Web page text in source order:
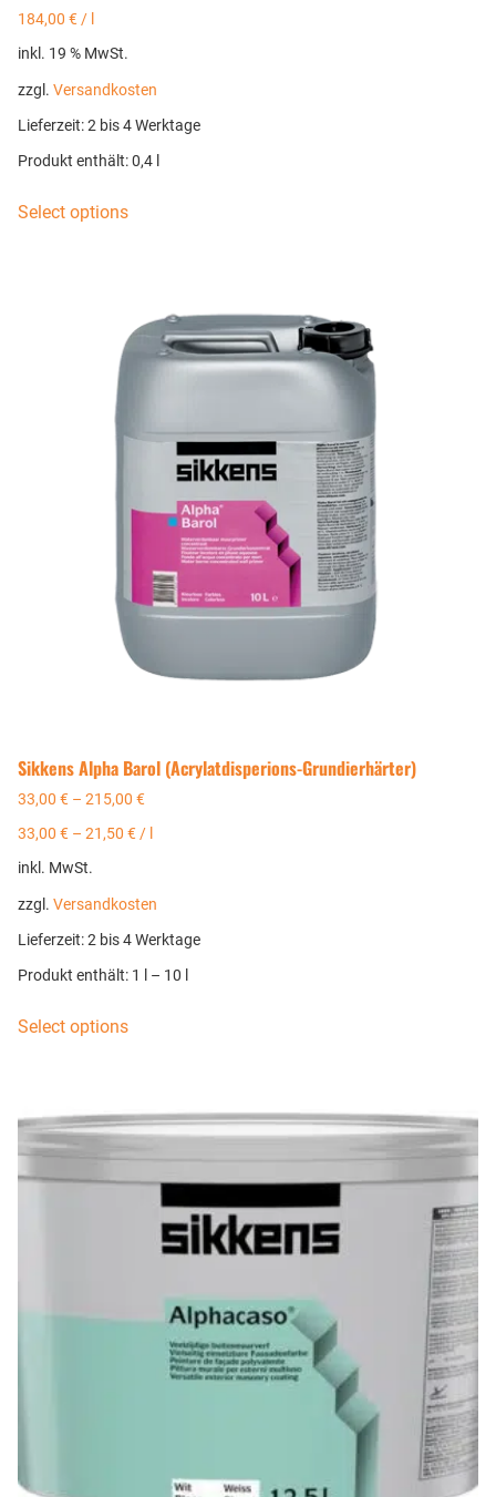
184,00 €/
inkl. 19 % MwSt.
zzgl. Versandkosten
Lieferzeit:2 bis 4 Werktage
Produkt enthält: 0,4
Select options
Sikkens Alpha Barol (Acrylatdisperions-Grundierhärter)
33,00 € – 215,00 €
33,00 € – 21,50 € /
inkl. MwSt.
zzgl. Versandkosten
Lieferzeit:2 bis 4 Werktage
Produkt enthält: 1
– 10
Select options